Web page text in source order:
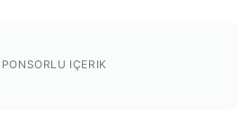
IÇERIK